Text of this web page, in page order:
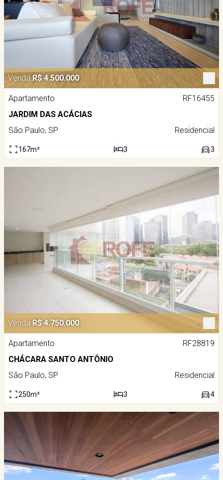
Venda R$ 4.500.000
Apartamento
RF16455
JARDIM DAS ACÁCIAS
São Paulo, SP
Residencial
167m² 3 3
Venda R$ 4.750.000
Apartamento
RF28819
CHÁCARA SANTO ANTÔNIO
São Paulo, SP
Residencial
250m² 3 4